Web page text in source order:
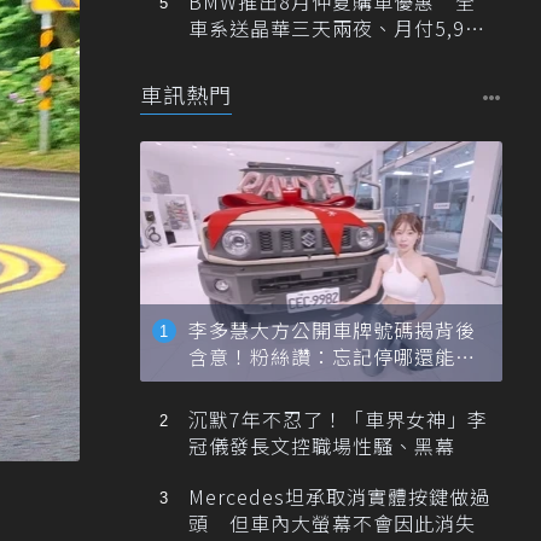
車系送晶華三天兩夜、月付5,900
車訊熱門
李多慧大方公開車牌號碼揭背後
含意！粉絲讚：忘記停哪還能幫
忙找車
沉默7年不忍了！「車界女神」李
冠儀發長文控職場性騷、黑幕
Mercedes坦承取消實體按鍵做過
頭 但車內大螢幕不會因此消失